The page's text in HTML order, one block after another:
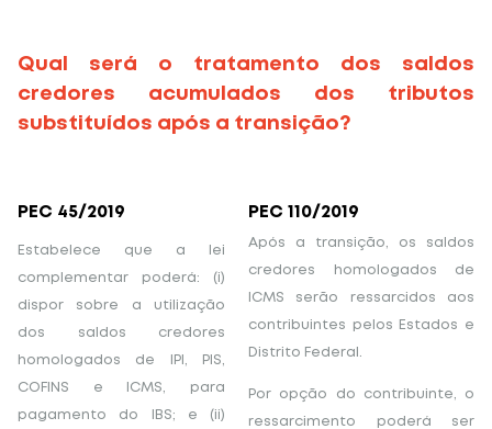
Qual será o tratamento dos saldos
credores acumulados dos tributos
substituídos após a transição?
PEC 45/2019 PEC 110/2019
Estabelece que a lei
complementar poderá: (i)
dispor sobre a utilização
dos saldos credores
homologados de IPI, PIS,
COFINS e ICMS, para
pagamento do IBS; e (ii)
Após a transição, os saldos
credores homologados de
ICMS serão ressarcidos aos
contribuintes pelos Estados e
Distrito Federal.
Por opção do contribuinte, o
ressarcimento poderá ser